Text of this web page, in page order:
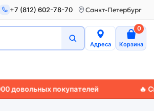
+7 (812) 602-78-70 Санкт-Петербург
Адреса Корзина
0
покупателей 🔥 Скидки